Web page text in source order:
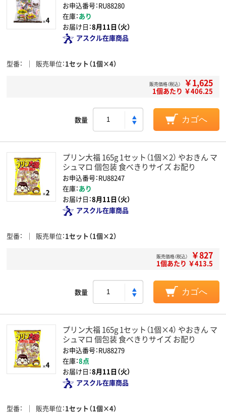
お申込番号：RU88280
在庫：あり
お届け日：8月11日（火）
アスクル在庫商品
型番 販売単位 1セット（1個×4）
販売価格（税込） ￥1,625
1個あたり ￥406.25
数量 カゴへ
プリン大福 165g 1セット（1個×2） やおきん マ
シュマロ 個包装 食べきりサイズ お配り
お申込番号：RU88247
在庫：あり
お届け日：8月11日（火）
アスクル在庫商品
型番 販売単位 1セット（1個×2）
販売価格（税込） ￥827
1個あたり ￥413.5
数量 カゴへ
プリン大福 165g 1セット（1個×4） やおきん マ
シュマロ 個包装 食べきりサイズ お配り
お申込番号：RU88279
在庫：8点
お届け日：8月11日（火）
アスクル在庫商品
型番 販売単位 1セット（1個×4）